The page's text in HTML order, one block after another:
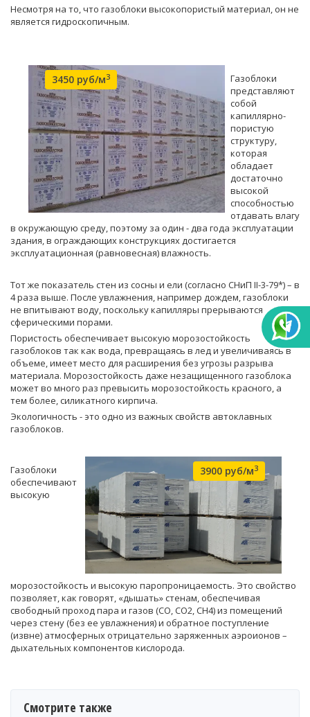
Несмотря на то, что газоблоки высокопористый материал, он не
является гидроскопичным.
3450 руб/м3
Газоблоки
представляют
собой
капиллярно-
пористую
структуру,
которая
обладает
достаточно
высокой
способностью
отдавать влагу
в окружающую среду, поэтому за один - два года эксплуатации
здания, в ограждающих конструкциях достигается
эксплуатационная (равновесная) влажность.
Тот же показатель стен из сосны и ели (согласно СНиП II-3-79*) – в
4 раза выше. После увлажнения, например дождем, газоблоки
не впитывают воду, поскольку капилляры прерываются
сферическими порами.
Пористость обеспечивает высокую морозостойкость
газоблоков так как вода, превращаясь в лед и увеличиваясь в
объеме, имеет место для расширения без угрозы разрыва
материала. Морозостойкость даже незащищенного газоблока
может во много раз превысить морозостойкость красного, а
тем более, силикатного кирпича.
Экологичность - это одно из важных свойств автоклавных
газоблоков.
3900 руб/м3
Газоблоки
обеспечивают
высокую
морозостойкость и высокую паропроницаемость. Это свойство
позволяет, как говорят, «дышать» стенам, обеспечивая
свободный проход пара и газов (CO, CO2, CH4) из помещений
через стену (без ее увлажнения) и обратное поступление
(извне) атмосферных отрицательно заряженных аэроионов –
дыхательных компонентов кислорода.
Смотрите также